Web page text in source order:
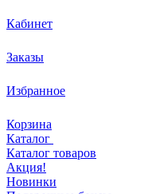
Кабинет
Заказы
Избранное
Корзина
Каталог
Каталог товаров
Акция!
Новинки